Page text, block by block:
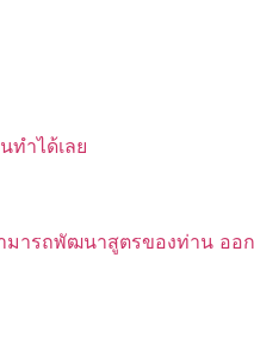
ทำได้เลย
ามารถพัฒนาสูตรของท่าน ออ